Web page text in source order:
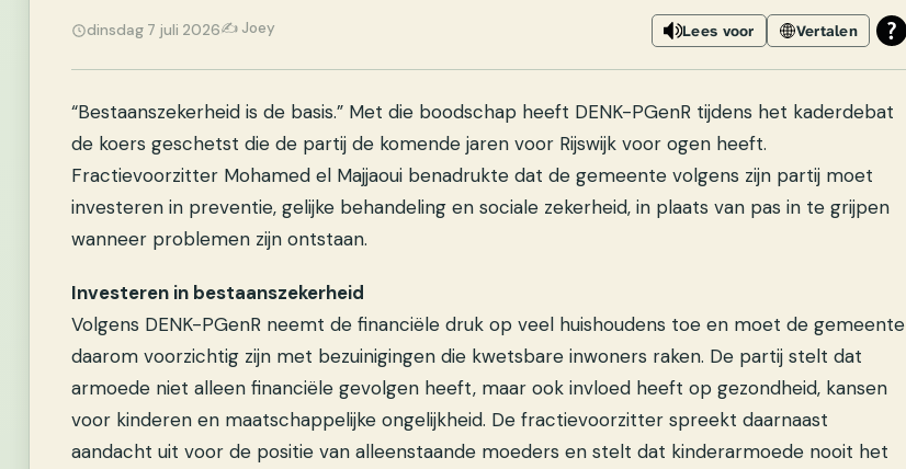
dinsdag 7 juli 2026✍️ Joey Lees voor Vertalen
“Bestaanszekerheid is de basis.” Met die boodschap heeft DENK-PGenR tijdens het kaderdebat
de koers geschetst die de partij de komende jaren voor Rijswijk voor ogen heeft.
Fractievoorzitter Mohamed el Majjaoui benadrukte dat de gemeente volgens zijn partij moet
investeren in preventie, gelijke behandeling en sociale zekerheid, in plaats van pas in te grijpen
wanneer problemen zijn ontstaan.
Investeren in bestaanszekerheid
Volgens DENK-PGenR neemt de financiële druk op veel huishoudens toe en moet de gemeente
daarom voorzichtig zijn met bezuinigingen die kwetsbare inwoners raken. De partij stelt dat
armoede niet alleen financiële gevolgen heeft, maar ook invloed heeft op gezondheid, kansen
voor kinderen en maatschappelijke ongelijkheid. De fractievoorzitter spreekt daarnaast
aandacht uit voor de positie van alleenstaande moeders en stelt dat kinderarmoede nooit het